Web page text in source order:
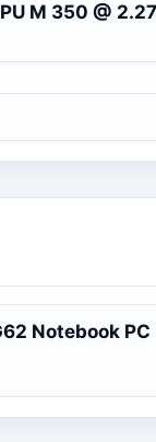
M 350 @
Notebook PC